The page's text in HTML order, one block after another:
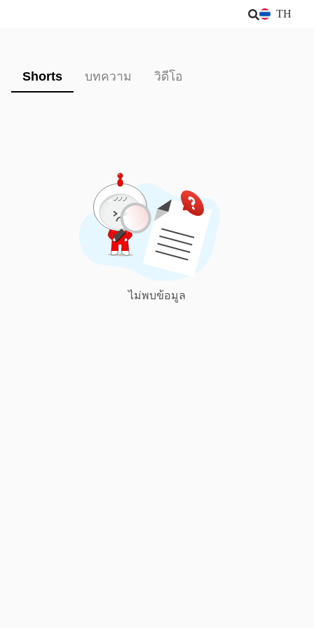
TH
Shorts บทความ วิดีโอ
ไม่พบข้อมูล